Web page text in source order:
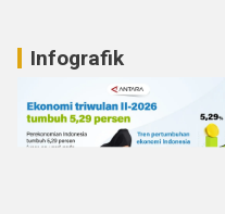
Infografik